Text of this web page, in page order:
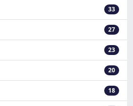
33
27
23
20
18